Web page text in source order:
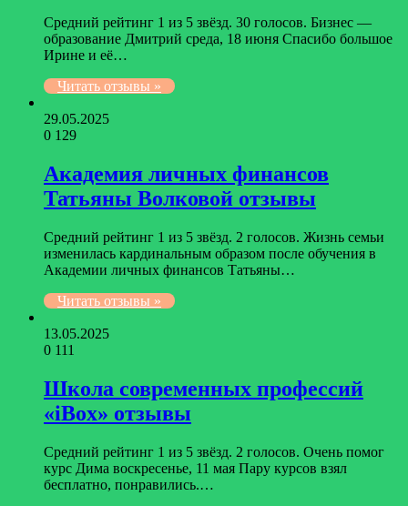
Средний рейтинг 1 из 5 звёзд. 30 голосов. Бизнес —
образование Дмитрий среда, 18 июня Спасибо большое
Ирине и её…
Читать отзывы »
29.05.2025
0 129
Академия личных финансов
Татьяны Волковой отзывы
Средний рейтинг 1 из 5 звёзд. 2 голосов. Жизнь семьи
изменилась кардинальным образом после обучения в
Академии личных финансов Татьяны…
Читать отзывы »
13.05.2025
0 111
Школа современных профессий
«iBox» отзывы
Средний рейтинг 1 из 5 звёзд. 2 голосов. Очень помог
курс Дима воскресенье, 11 мая Пару курсов взял
бесплатно, понравились.…